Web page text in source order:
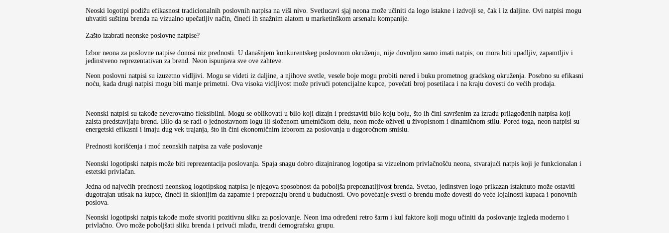
Neoski logotipi podižu efikasnost tradicionalnih poslovnih natpisa na viši nivo. Svetlucavi sjaj neona može učiniti da logo istakne i izdvoji se, čak i iz daljine. Ovi natpisi mogu
uhvatiti suštinu brenda na vizualno upečatljiv način, čineći ih snažnim alatom u marketinškom arsenalu kompanije.
Zašto izabrati neonske poslovne natpise?
Izbor neona za poslovne natpise donosi niz prednosti. U današnjem konkurentskeg poslovnom okruženju, nije dovoljno samo imati natpis; on mora biti upadljiv, zapamtljiv i
jedinstveno reprezentativan za brend. Neon ispunjava sve ove zahteve.
Neon poslovni natpisi su izuzetno vidljivi. Mogu se videti iz daljine, a njihove svetle, vesele boje mogu probiti nered i buku prometnog gradskog okruženja. Posebno su efikasni
noću, kada drugi natpisi mogu biti manje primetni. Ova visoka vidljivost može privući potencijalne kupce, povećati broj posetilaca i na kraju dovesti do većih prodaja.
Neonski natpisi su takođe neverovatno fleksibilni. Mogu se oblikovati u bilo koji dizajn i predstaviti bilo koju boju, što ih čini savršenim za izradu prilagođenih natpisa koji
zaista predstavljaju brend. Bilo da se radi o jednostavnom logu ili složenom umetničkom delu, neon može oživeti u živopisnom i dinamičnom stilu. Pored toga, neon natpisi su
energetski efikasni i imaju dug vek trajanja, što ih čini ekonomičnim izborom za poslovanja u dugoročnom smislu.
Prednosti korišćenja i moć neonskih natpisa za vaše poslovanje
Neonski logotipski natpis može biti reprezentacija poslovanja. Spaja snagu dobro dizajniranog logotipa sa vizuelnom privlačnošću neona, stvarajući natpis koji je funkcionalan i
estetski privlačan.
Jedna od najvećih prednosti neonskog logotipskog natpisa je njegova sposobnost da poboljša prepoznatljivost brenda. Svetao, jedinstven logo prikazan istaknuto može ostaviti
dugotrajan utisak na kupce, čineći ih sklonijim da zapamte i prepoznaju brend u budućnosti. Ovo povećanje svesti o brendu može dovesti do veće lojalnosti kupaca i ponovnih
poslova.
Neonski logotipski natpis takođe može stvoriti pozitivnu sliku za poslovanje. Neon ima određeni retro šarm i kul faktore koji mogu učiniti da poslovanje izgleda moderno i
privlačno. Ovo može poboljšati sliku brenda i privući mlađu, trendi demografsku grupu.